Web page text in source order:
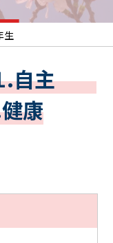
生
１.自主
康